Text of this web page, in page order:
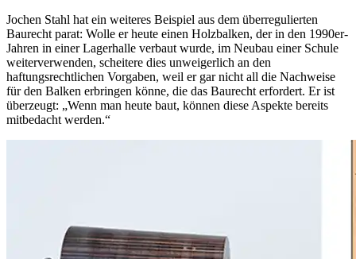
Jochen Stahl hat ein weiteres Beispiel aus dem überregulierten
Baurecht parat: Wolle er heute einen Holzbalken, der in den 1990er-
Jahren in einer Lagerhalle verbaut wurde, im Neubau einer Schule
weiterverwenden, scheitere dies unweigerlich an den
haftungsrechtlichen Vorgaben, weil er gar nicht all die Nachweise
für den Balken erbringen könne, die das Baurecht erfordert. Er ist
überzeugt: „Wenn man heute baut, können diese Aspekte bereits
mitbedacht werden.“